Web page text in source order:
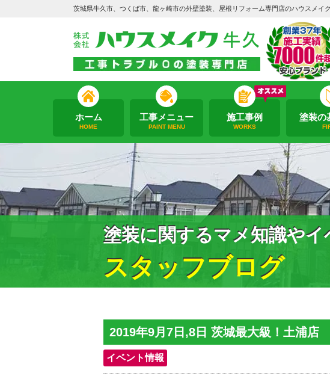
茨城県牛久市、つくば市、龍ヶ崎市の外壁塗装、屋根リフォーム専門店のハウスメイ
ホーム
HOME
工事メニュー
PAINT MENU
施工事例
WORKS
塗装の
塗装に関するマメ知識や
スタッフブログ
2019年9月7日,8日 茨城最大級！土浦
イベント情報